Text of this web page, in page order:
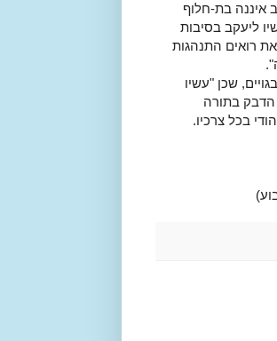
איננה בת-חלוף
ליעקב בסיבות
רואים התנהגות
שכן "עשיו
הדבק בתורה
בכל צרכיו.